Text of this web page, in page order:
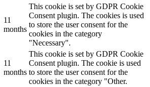
11
months
This cookie is set by GDPR Cookie
Consent plugin. The cookies is used
to store the user consent for the
cookies in the category
"Necessary".
11
months
This cookie is set by GDPR Cookie
Consent plugin. The cookie is used
to store the user consent for the
cookies in the category "Other.